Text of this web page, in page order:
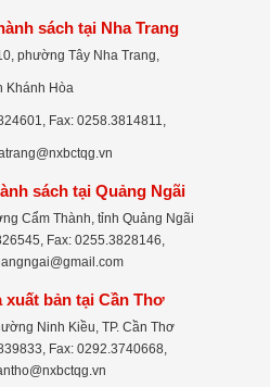
sách tại Nha Trang
phường Tây Nha Trang,
Khánh Hòa
Fax: 0258.3814811,
sách tại Quảng Ngãi
Cẩm Thành, tỉnh Quảng Ngãi
Fax: 0255.3828146,
xuất bản tại Cần Thơ
Ninh Kiều, TP. Cần Thơ
Fax: 0292.3740668,